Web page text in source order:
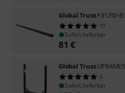
Global TrussF31250-
17
Sofort lieferbar
81 €
Global Truss
5
Sofort lieferbar